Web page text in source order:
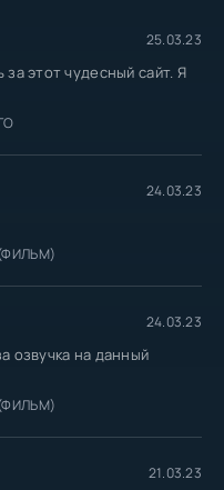
25.03.23
этот чудесный сайт. Я
24.03.23
24.03.23
озвучка на данный
21.03.23